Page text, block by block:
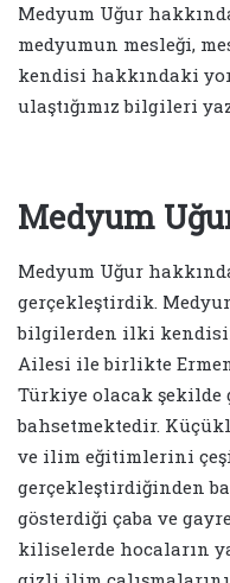
Medyum Uğur
medyumun mesleği,
kendisi hakkındaki
ulaştığımız bilgileri
Medyum
Medyum Uğur
gerçekleştirdik.
bilgilerden ilki
Ailesi ile birlikte
Türkiye olacak şekilde
bahsetmektedir.
ve ilim eğitimlerini
gerçekleştirdiğinden
gösterdiği çaba ve
kiliselerde hocaların